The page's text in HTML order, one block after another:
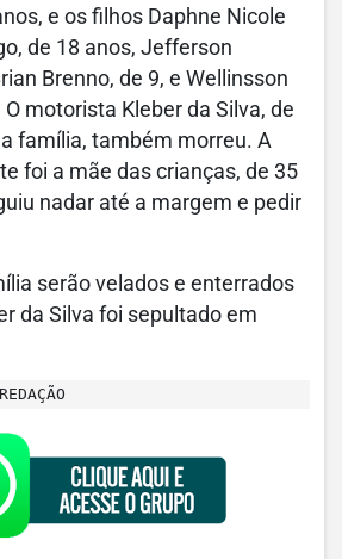
e os filhos Daphne Nicole
de 18 anos, Jefferson
Brenno, de 9, e Wellinsson
O motorista Kleber da Silva, de
família, também morreu. A
foi a mãe das crianças, de 35
nadar até a margem e pedir
serão velados e enterrados
da Silva foi sepultado em